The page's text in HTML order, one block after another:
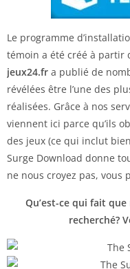
Le programme
témoin a été créé à partir
jeux24.fr a publié de
révélées être l’une des
réalisées. Grâce à nos
viennent ici parce qu’ils
des jeux (ce qui inclut
Surge Download donne
ne nous croyez pas, vous
Qu’est-ce qui fait
recherché?